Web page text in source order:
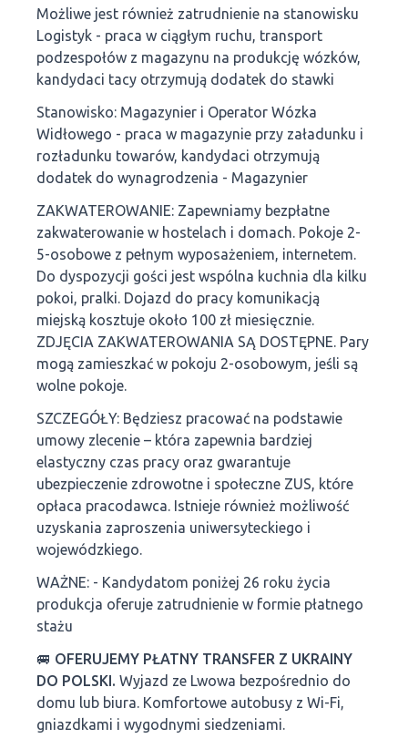
Możliwe jest również zatrudnienie na stanowisku
Logistyk - praca w ciągłym ruchu, transport
podzespołów z magazynu na produkcję wózków,
kandydaci tacy otrzymują dodatek do stawki
Stanowisko: Magazynier i Operator Wózka
Widłowego - praca w magazynie przy załadunku i
rozładunku towarów, kandydaci otrzymują
dodatek do wynagrodzenia - Magazynier
ZAKWATEROWANIE: Zapewniamy bezpłatne
zakwaterowanie w hostelach i domach. Pokoje 2-
5-osobowe z pełnym wyposażeniem, internetem.
Do dyspozycji gości jest wspólna kuchnia dla kilku
pokoi, pralki. Dojazd do pracy komunikacją
miejską kosztuje około 100 zł miesięcznie.
ZDJĘCIA ZAKWATEROWANIA SĄ DOSTĘPNE. Pary
mogą zamieszkać w pokoju 2-osobowym, jeśli są
wolne pokoje.
SZCZEGÓŁY: Będziesz pracować na podstawie
umowy zlecenie – która zapewnia bardziej
elastyczny czas pracy oraz gwarantuje
ubezpieczenie zdrowotne i społeczne ZUS, które
opłaca pracodawca. Istnieje również możliwość
uzyskania zaproszenia uniwersyteckiego i
wojewódzkiego.
WAŻNE: - Kandydatom poniżej 26 roku życia
produkcja oferuje zatrudnienie w formie płatnego
stażu
🚐 OFERUJEMY PŁATNY TRANSFER Z UKRAINY
DO POLSKI. Wyjazd ze Lwowa bezpośrednio do
domu lub biura. Komfortowe autobusy z Wi-Fi,
gniazdkami i wygodnymi siedzeniami.